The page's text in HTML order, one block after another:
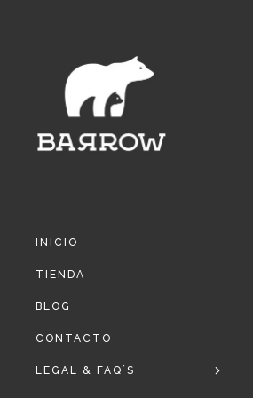
INICIO
TIENDA
BLOG
CONTACTO
LEGAL & FAQ´S